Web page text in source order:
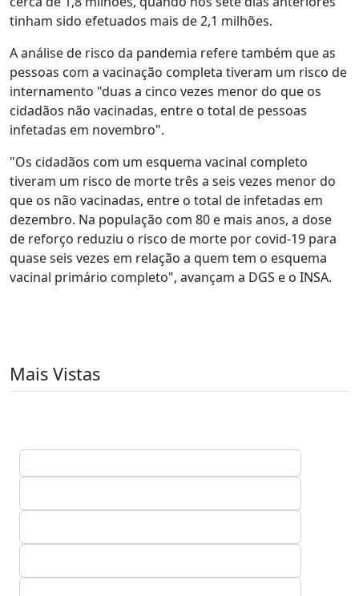
tinham sido efetuados mais de 2,1 milhões.
A análise de risco da pandemia refere também que as
pessoas com a vacinação completa tiveram um risco de
internamento "duas a cinco vezes menor do que os
cidadãos não vacinadas, entre o total de pessoas
infetadas em novembro".
"Os cidadãos com um esquema vacinal completo
tiveram um risco de morte três a seis vezes menor do
que os não vacinadas, entre o total de infetadas em
dezembro. Na população com 80 e mais anos, a dose
de reforço reduziu o risco de morte por covid-19 para
quase seis vezes em relação a quem tem o esquema
vacinal primário completo", avançam a DGS e o INSA.
Mais Vistas